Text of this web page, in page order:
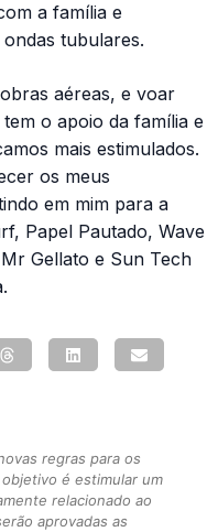
a família e
tubulares.
aéreas, e voar
o apoio da família e
mais estimulados.
os meus
em mim para a
Papel Pautado, Wave
Gellato e Sun Tech
regras para os
é estimular um
relacionado ao
aprovadas as